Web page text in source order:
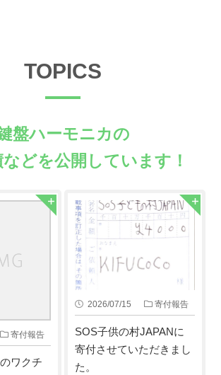
TOPICS
盤ハーモニカの
どを公開しています！
寄付報告
ワクチ
2026/07/15 寄付報告
SOS子供の村JAPANに
寄付させていただきまし
た。